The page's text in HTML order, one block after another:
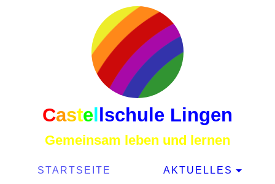
Castel schule Lingen
Gemeinsam leben und lernen
STARTSEITE
AKTUELLES